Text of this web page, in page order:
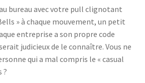
bureau avec votre pull clignotant
» à chaque mouvement, un petit
entreprise a son propre code
judicieux de le connaître. Vous ne
qui a mal compris le « casual
?